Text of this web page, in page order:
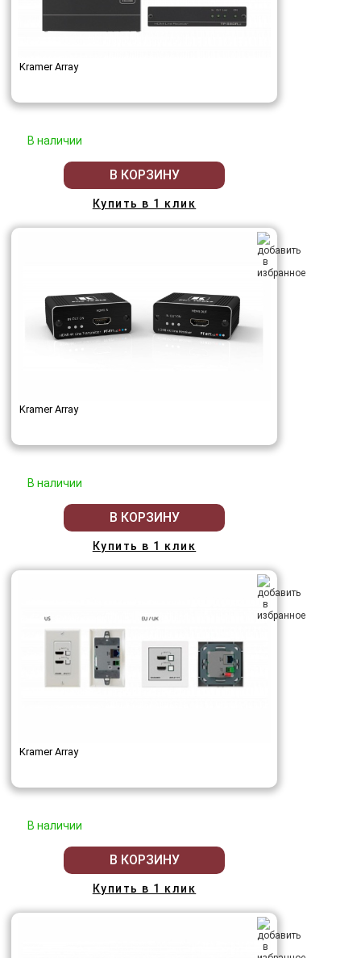
Kramer Array
В наличии
В КОРЗИНУ
Купить в 1 клик
Kramer Array
В наличии
В КОРЗИНУ
Купить в 1 клик
Kramer Array
В наличии
В КОРЗИНУ
Купить в 1 клик